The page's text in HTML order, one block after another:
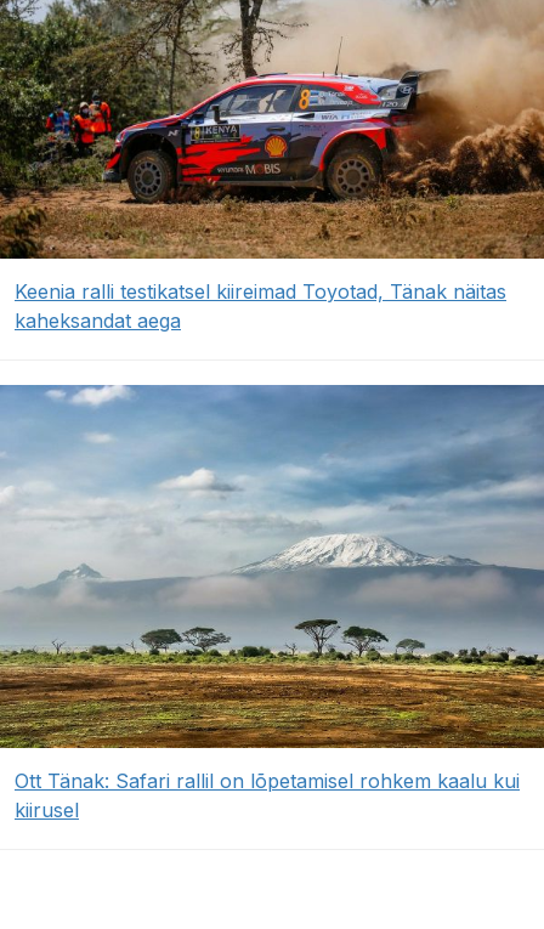
Keenia ralli testikatsel kiireimad Toyotad, Tänak näitas
kaheksandat aega
Ott Tänak: Safari rallil on lõpetamisel rohkem kaalu kui
kiirusel